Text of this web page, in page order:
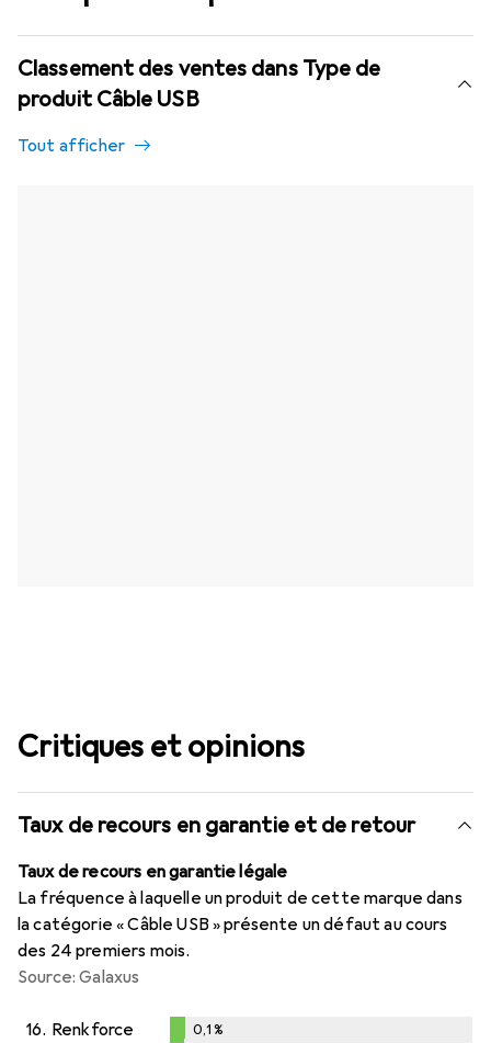
Classement des ventes dans Type de
produit Câble USB
Tout afficher
Critiques et opinions
Taux de recours en garantie et de retour
Taux de recours en garantie légale
La fréquence à laquelle un produit de cette marque dans
la catégorie « Câble USB » présente un défaut au cours
des 24 premiers mois.
Source: Galaxus
16. Renkforce 0,1%